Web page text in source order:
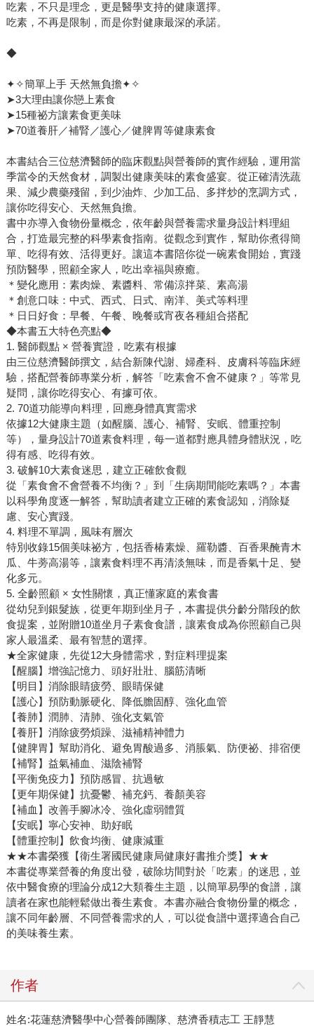
吃素，不只是理念，更是醫學支持的健康選擇。
吃素，不再是限制，而是你對健康最深的承諾。
◆
✦✧簡單上手 天然無負擔✦✧
➤3大理由讓你戀上素食
➤15種祕方讓素食更美味
➤70道養肝／補腎／護心／健脾胃等健康素食
本書結合三位慈濟醫師的臨床觀點與營養師的實作經驗，運用當
季當令的天然食材，調製出健康美味的素食盛宴。從正確清洗蔬
果、減少農藥殘留，到少油炸、少加工品、多拌炒的烹調方式，
讓你吃得安心、天然無負擔。
書中亦導入食物份量概念，依年齡與營養需求量身設計料理組
合，打造最完整的科學素食指南。從觀念到實作，幫助你煮得簡
單、吃得有效、活得更好。讓這本書陪你從一碗素食開始，實踐
預防醫學，照顧全家人，吃出幸福與療癒。
＊變化應用：素肉燥、素醬料、常備涼拌菜、素高湯
＊創意口味：中式、西式、日式、南洋、美式等料理
＊日日好食：早餐、午餐、晚餐或宵夜各種組合搭配
◆本書五大特色亮點◆
1. 醫師觀點 × 營養實證，吃素有根據
由三位慈濟醫師撰文，結合新陳代謝、婦產科、皮膚科等臨床經
驗，搭配營養師專業分析，解答「吃素會不會不健康？」等常見
疑問，讓你吃得安心、有據可依。
2. 70道功能導向料理，回應身體真實需求
依據12大健康主題（如醒腦、護心、補腎、安眠、體重控制
等），量身設計70道素食料理，每一道都對應具體身體狀況，吃
得有感、吃得有效。
3. 破解10大素食迷思，建立正確飲食觀
從「素食會不會營養不均衡？」到「生病期間能吃素嗎？」本書
以科學角度逐一解答，幫助讀者建立正確的素食認知，消除疑
慮、安心實踐。
4. 料理不單調，風味有層次
特別收錄15個美味祕方，包括香椿素燥、羅勒醬、百香果醃青木
瓜、牛蒡高湯等，讓素食料理不再清淡無味，而是香氣十足、變
化多元。
5. 全齡照顧 × 女性關懷，真正懂家庭的素食書
從幼兒到銀髮族，從更年期到坐月子，本書提供分齡分階段的飲
食提案，並附贈10道坐月子素食食譜，讓素食成為你照顧自己與
家人最溫柔、最有智慧的選擇。
★全家健康，先從12大身體需求，對症料理提案
【醒腦】增強記憶力、頭好壯壯、腦筋清晰
【明目】消除眼睛疲勞、眼睛保健
【護心】預防動脈硬化、降低膽固醇、強化血管
【養肺】潤肺、清肺、強化支氣管
【養肝】消除疲勞煩躁、滋補精神體力
【健脾胃】幫助消化、避免胃酸過多、消脹氣、防便祕、排宿便
【補腎】益氣補血、滋陰補腎
【平衡免疫力】預防感冒、抗過敏
【更年期保健】抗憂鬱、補充鈣、養顏美容
【補血】改善手腳冰冷、強化虛弱體質
【安眠】寧心安神、助好眠
【體重控制】飲食均衡、健康減重
★★本書榮獲【衛生署國民健康局健康好書推介獎】★★
本書從專業營養的角度出發，破除坊間對於「吃素」的迷思，並
依中醫食療的理論分成12大類養生主題，以簡單易學的食譜，讓
讀者在家也能輕鬆做出養生素食。本書亦融合食物份量的概念，
讓不同年齡層、不同營養需求的人，可以從食譜中選擇適合自己
的美味養生素。
作者
姓名:花蓮慈濟醫學中心營養師團隊、慈濟香積志工 王靜慧